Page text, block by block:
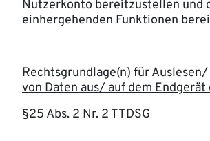
Nutzerkonto bereitzustellen und
einhergehenden Funktionen
Rechtsgrundlage(n) für
von Daten aus/ auf dem Endgerät
§25 Abs. 2 Nr. 2 TTDSG